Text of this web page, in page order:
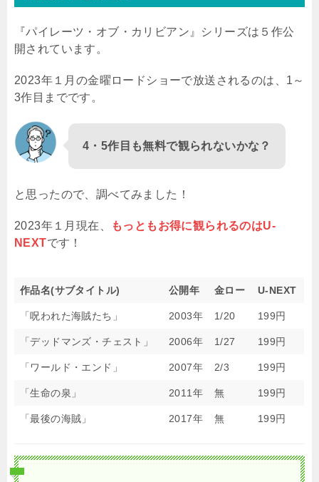
『パイレーツ・オブ・カリビアン』シリーズは５作公
開されています。
2023年１月の金曜ロードショーで放送されるのは、1～
3作目までです。
4・5作目も無料で観られないかな？
と思ったので、調べてみました！
2023年１月現在、
もっともお得に観られるのはU-
NEXTです！
作品名(サブタイトル) 公開年 金ロー U-NEXT
「呪われた海賊たち」 2003年 1/20 199円
「デッドマンズ・チェスト」 2006年 1/27 199円
「ワールド・エンド」 2007年 2/3 199円
「生命の泉」 2011年 無 199円
「最後の海賊」 2017年 無 199円